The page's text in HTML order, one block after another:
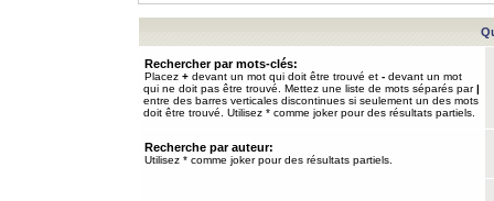
Rechercher par mots-clés:
Placez + devant un mot qui doit être trouvé et - devant un mot
qui ne doit pas être trouvé. Mettez une liste de mots séparés par|
entre des barres verticales discontinues si seulement un des mots
doit être trouvé. Utilisez * comme joker pour des résultats partiels.
Recherche par auteur:
Utilisez * comme joker pour des résultats partiels.